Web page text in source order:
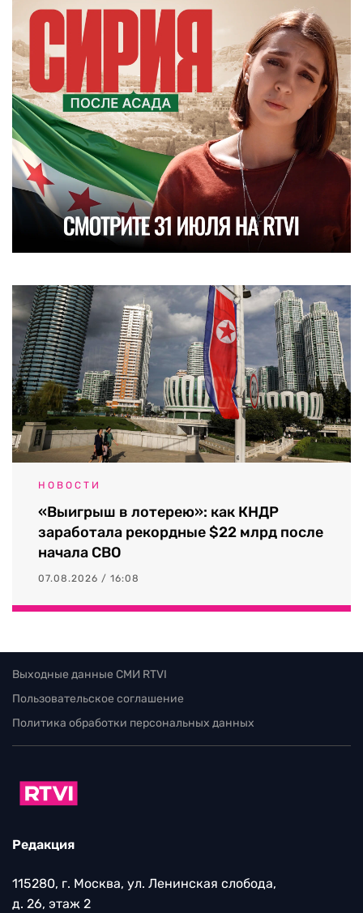
НОВОСТИ
«Выигрыш в лотерею»: как КНДР
заработала рекордные $22 млрд после
начала СВО
07.08.2026 / 16:08
Выходные данные СМИ RTVI
Пользовательское соглашение
Политика обработки персональных данных
Редакция
115280, г. Москва, ул. Ленинская слобода,
д. 26, этаж 2